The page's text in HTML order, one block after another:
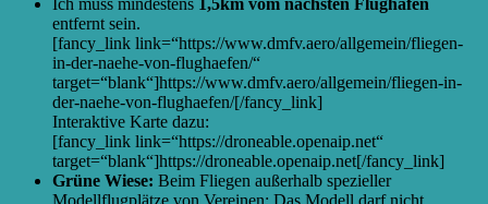
entfernt sein.
[fancy_link link=“https://www.dmfv.aero/allgemein/fliegen-
in-der-naehe-von-flughaefen/“
target=“blank“]https://www.dmfv.aero/allgemein/fliegen-in-
der-naehe-von-flughaefen/[/fancy_link]
Interaktive Karte dazu:
[fancy_link link=“https://droneable.openaip.net“
target=“blank“]https://droneable.openaip.net[/fancy_link]
Grüne Wiese: Beim Fliegen außerhalb spezieller
Modellflugplätze von Vereinen: Das Modell darf nicht